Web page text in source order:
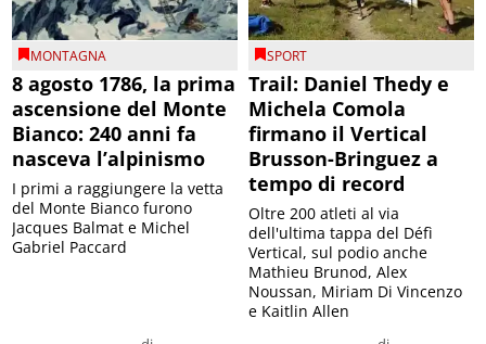
MONTAGNA
8 agosto 1786, la prima
ascensione del Monte
Bianco: 240 anni fa
nasceva l’alpinismo
I primi a raggiungere la vetta
del Monte Bianco furono
Jacques Balmat e Michel
Gabriel Paccard
SPORT
Trail: Daniel Thedy e
Michela Comola
firmano il Vertical
Brusson-Bringuez a
tempo di record
Oltre 200 atleti al via
dell'ultima tappa del Défì
Vertical, sul podio anche
Mathieu Brunod, Alex
Noussan, Miriam Di Vincenzo
e Kaitlin Allen